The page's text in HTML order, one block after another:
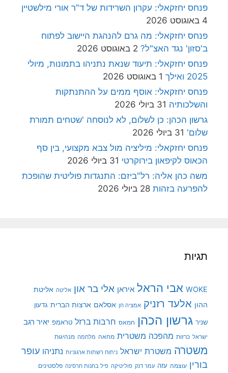
פנחס יחזקאלי: עקרון השרידות של ד"ר אורי מילשטיין
4 באוגוסט 2026
פנחס יחזקאלי: מה גרם להנהגת היישוב לפתוח
ב'סזון' נגד האצ"ל? 2 באוגוסט 2026
פנחס יחזקאלי: תיעוד שנאת נתניהו בתמונות, מיולי
2025 ואילך
1 באוגוסט 2026
פנחס יחזקאלי: אוסף ממים על ההתנתקות
והשלכותיה 31 ביולי 2026
גרשון הכהן: כן לשלום, לא לנוסחה 'שטחים תמורת
שלום' 31 ביולי 2026
פנחס יחזקאלי: מיליציה מול צבא מקצועי, בין סף
הכאוס לקיפאון בירוקרטי 31 ביולי 2026
משה כהן אליה: רל"ביזם: התנגדות פוליטית שהופכת
להפרעה בזהות 28 ביולי 2026
תגיות
WOKE אבי הראל איראן אלי בר און אליטה אליטת
ההון אלעד רזניק אמציה חן אסלאם ארצות הברית גדעון
שניר גרשון הכהן חמאס חרבות ברזל טראמפ יאיר רגב
ישראל כרזות מהפכה משטרית מחאה מלחמה מנהיגות
משטרה משטרת ישראל ניתוח רשתות ארגוניות נתניהו עופר
בורין עוצמה עזה עמר דנק פוליטיקה פיל בחנות חרסינה פלסטינים